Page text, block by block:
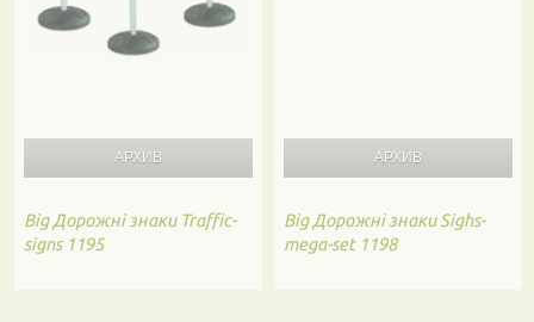
Big Дорожні знаки Traffic-
signs 1195
Big Дорожні знаки Sighs-
mega-set 1198